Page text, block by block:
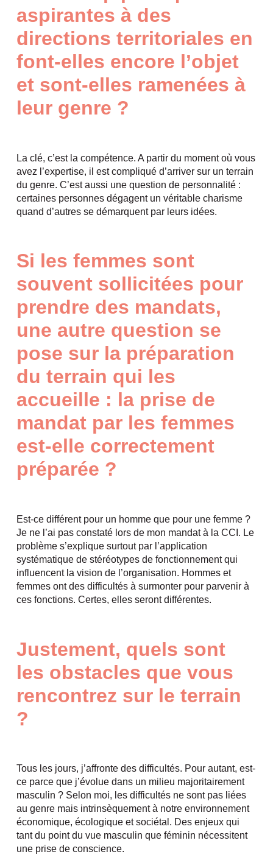
aspirantes à des
directions territoriales en
font-elles encore l’objet
et sont-elles ramenées à
leur genre ?
La clé, c’est la compétence. A partir du moment où vous
avez l’expertise, il est compliqué d’arriver sur un terrain
du genre. C’est aussi une question de personnalité :
certaines personnes dégagent un véritable charisme
quand d’autres se démarquent par leurs idées.
Si les femmes sont
souvent sollicitées pour
prendre des mandats,
une autre question se
pose sur la préparation
du terrain qui les
accueille : la prise de
mandat par les femmes
est-elle correctement
préparée ?
Est-ce différent pour un homme que pour une femme ?
Je ne l’ai pas constaté lors de mon mandat à la CCI. Le
problème s’explique surtout par l’application
systématique de stéréotypes de fonctionnement qui
influencent la vision de l’organisation. Hommes et
femmes ont des difficultés à surmonter pour parvenir à
ces fonctions. Certes, elles seront différentes.
Justement, quels sont
les obstacles que vous
rencontrez sur le terrain
?
Tous les jours, j’affronte des difficultés. Pour autant, est-
ce parce que j’évolue dans un milieu majoritairement
masculin ? Selon moi, les difficultés ne sont pas liées
au genre mais intrinsèquement à notre environnement
économique, écologique et sociétal. Des enjeux qui
tant du point du vue masculin que féminin nécessitent
une prise de conscience.